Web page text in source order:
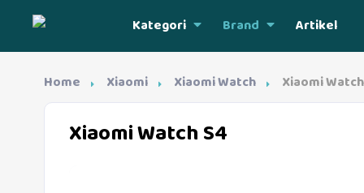
Kategori Brand Artikel
Home Xiaomi Xiaomi Watch Xiaomi
Xiaomi Watch S4